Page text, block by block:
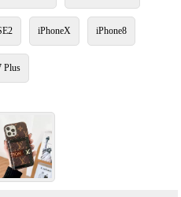
iPhoneX iPhone8
Plus